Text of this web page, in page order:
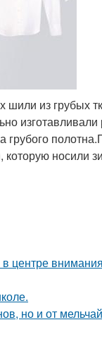
шили из грубых
носили
центре
но и от